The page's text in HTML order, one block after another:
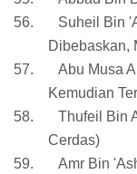
56.
Suheil Bin
Dibebaskan,
57.
Abu Musa
Kemudian
58.
Thufeil Bin
Cerdas)
59.
Amr Bin